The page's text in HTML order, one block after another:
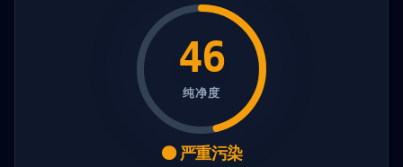
46
纯净度
🟠 严重污染